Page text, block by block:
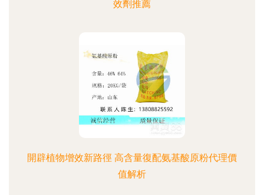
效劑推薦
開辟植物增效新路徑 高含量復配氨基酸原粉代理價
值解析